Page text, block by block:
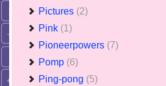
Pictures (2)
Pink (1)
Pioneerpowers (7)
Pomp (6)
Ping-pong (5)